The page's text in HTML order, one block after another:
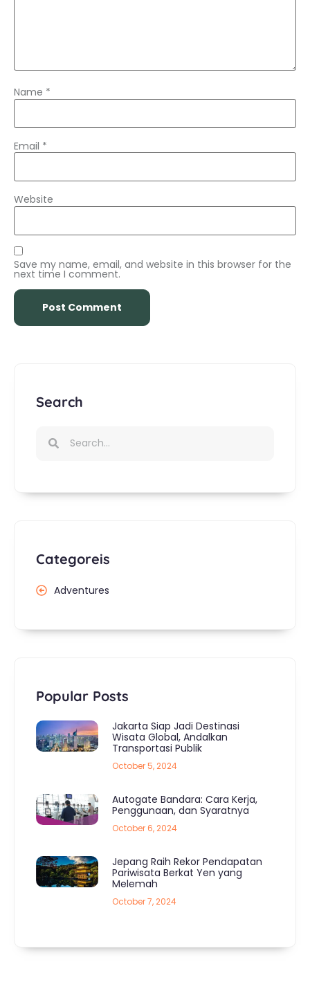
Name *
Email *
Website
Save my name, email, and website in this browser for the
next time I comment.
Search
Categoreis
Adventures
Popular Posts
Jakarta Siap Jadi Destinasi
Wisata Global, Andalkan
Transportasi Publik
October 5, 2024
Autogate Bandara: Cara Kerja,
Penggunaan, dan Syaratnya
October 6, 2024
Jepang Raih Rekor Pendapatan
Pariwisata Berkat Yen yang
Melemah
October 7, 2024